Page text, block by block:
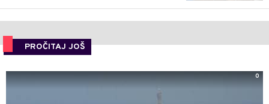
PROČITAJ JOŠ
0